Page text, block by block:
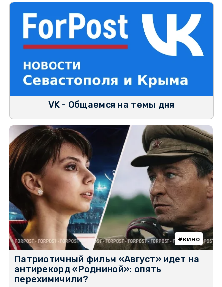
VK - Общаемся на темы дня
кино
Патриотичный фильм «Август» идет на
антирекорд «Родниной»: опять
перехимичили?